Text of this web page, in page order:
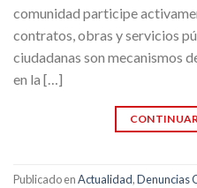
comunidad participe
contratos, obras y servicios
ciudadanas son mecanismos
en la […]
Publicado enActualidad,Denuncias